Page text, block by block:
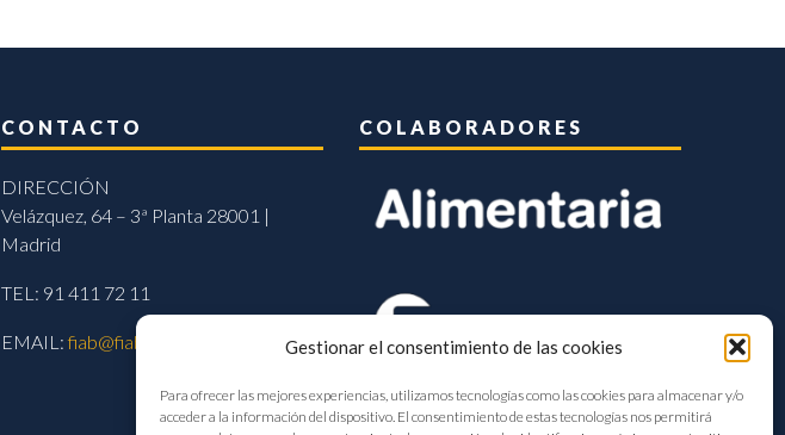
Gestionar el consentimiento de las cookies
Para ofrecer las mejores experiencias, utilizamos tecnologías como las cookies para almacenar y/o
acceder a la información del dispositivo. El consentimiento de estas tecnologías nos permitirá
CONTACTO
DIRECCIÓN
Velázquez, 64 – 3ª Planta 28001 |
Madrid
TEL: 91 411 72 11
EMAIL:fiab@fiab.es
COLABORADORES